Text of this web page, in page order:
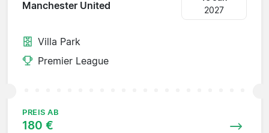
Manchester United
2027
Villa Park
Premier League
PREIS AB
180 €